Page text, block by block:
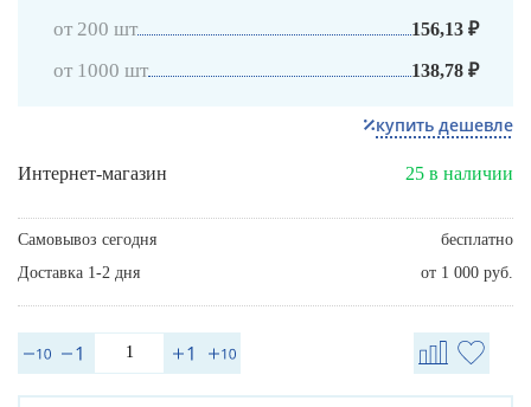
от 200 шт 156,13 ₽
от 1000 шт 138,78 ₽
купить дешевле
Интернет-магазин 25 в наличии
Самовывоз сегодня
бесплатно
Доставка 1-2 дня
от 1 000 руб.